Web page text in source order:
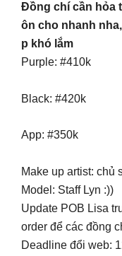
Đồng chí cần hỏa
ôn cho nhanh
p khó lắm
Purple: #410k
Black: #420k
App: #350k
Make up artist: chủ
Model: Staff Lyn :))
Update POB Lisa
order để các đồng
Deadline đổi web: